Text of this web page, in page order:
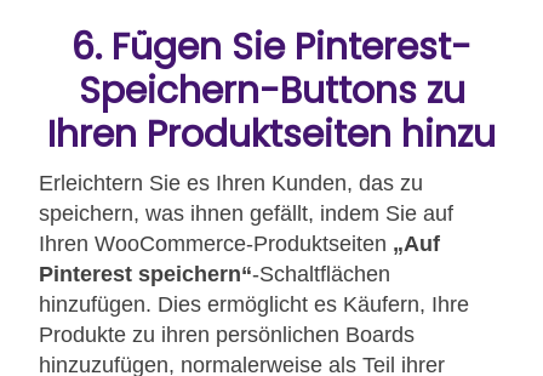
6. Fügen Sie Pinterest-
Speichern-Buttons zu
Ihren Produktseiten hinzu
Erleichtern Sie es Ihren Kunden, das zu
speichern, was ihnen gefällt, indem Sie auf
Ihren WooCommerce-Produktseiten „Auf
Pinterest speichern“-Schaltflächen
hinzufügen. Dies ermöglicht es Käufern, Ihre
Produkte zu ihren persönlichen Boards
hinzuzufügen, normalerweise als Teil ihrer